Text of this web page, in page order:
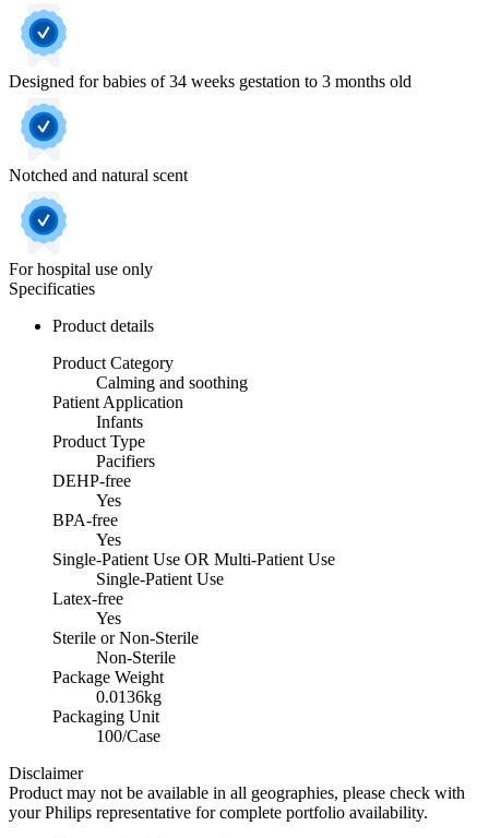
Designed for babies of 34 weeks gestation to 3 months old
Notched and natural scent
For hospital use only
Specificaties
Product details
Product Category
Calming and soothing
Patient Application
Infants
Product Type
Pacifiers
DEHP-free
Yes
BPA-free
Yes
Single-Patient Use OR Multi-Patient Use
Single-Patient Use
Latex-free
Yes
Sterile or Non-Sterile
Non-Sterile
Package Weight
0.0136kg
Packaging Unit
100/Case
Disclaimer
Product may not be available in all geographies, please check with
your Philips representative for complete portfolio availability.